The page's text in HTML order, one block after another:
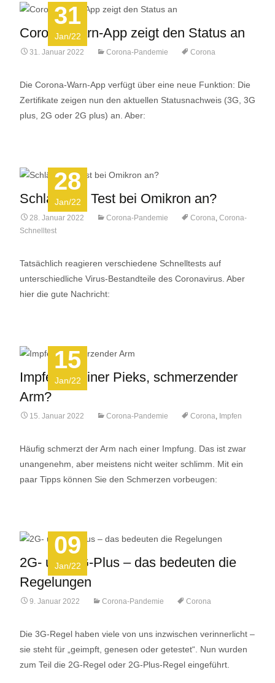
31
Jan/22
Corona-Warn-App zeigt den Status an
31. Januar 2022 Corona-Pandemie Corona
Die Corona-Warn-App verfügt über eine neue Funktion: Die
Zertifikate zeigen nun den aktuellen Statusnachweis (3G, 3G
plus, 2G oder 2G plus) an. Aber:
28
Jan/22
Schlägt der Test bei Omikron an?
28. Januar 2022 Corona-Pandemie Corona, Corona-
Schnelltest
Tatsächlich reagieren verschiedene Schnelltests auf
unterschiedliche Virus-Bestandteile des Coronavirus. Aber
hier die gute Nachricht:
15
Jan/22
Impfen: Kleiner Pieks, schmerzender
Arm?
15. Januar 2022 Corona-Pandemie Corona, Impfen
Häufig schmerzt der Arm nach einer Impfung. Das ist zwar
unangenehm, aber meistens nicht weiter schlimm. Mit ein
paar Tipps können Sie den Schmerzen vorbeugen:
09
Jan/22
2G- und 2G-Plus – das bedeuten die
Regelungen
9. Januar 2022 Corona-Pandemie Corona
Die 3G-Regel haben viele von uns inzwischen verinnerlicht –
sie steht für „geimpft, genesen oder getestet“. Nun wurden
zum Teil die 2G-Regel oder 2G-Plus-Regel eingeführt.